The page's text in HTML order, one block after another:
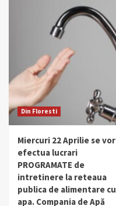
Din Floresti
Miercuri 22 Aprilie se vor
efectua lucrari
PROGRAMATE de
intretinere la reteaua
publica de alimentare cu
apa. Compania de Apă